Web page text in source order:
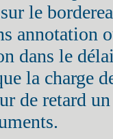
le
dans le
la charge
de retard